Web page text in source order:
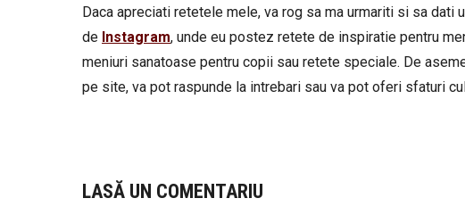
Daca apreciati retetele mele, va rog sa ma urmariti si sa dati
de Instagram, unde eu postez retete de inspiratie pentru
meniuri sanatoase pentru copii sau retete speciale. De
pe site, va pot raspunde la intrebari sau va pot oferi sfaturi
LASĂ UN COMENTARIU